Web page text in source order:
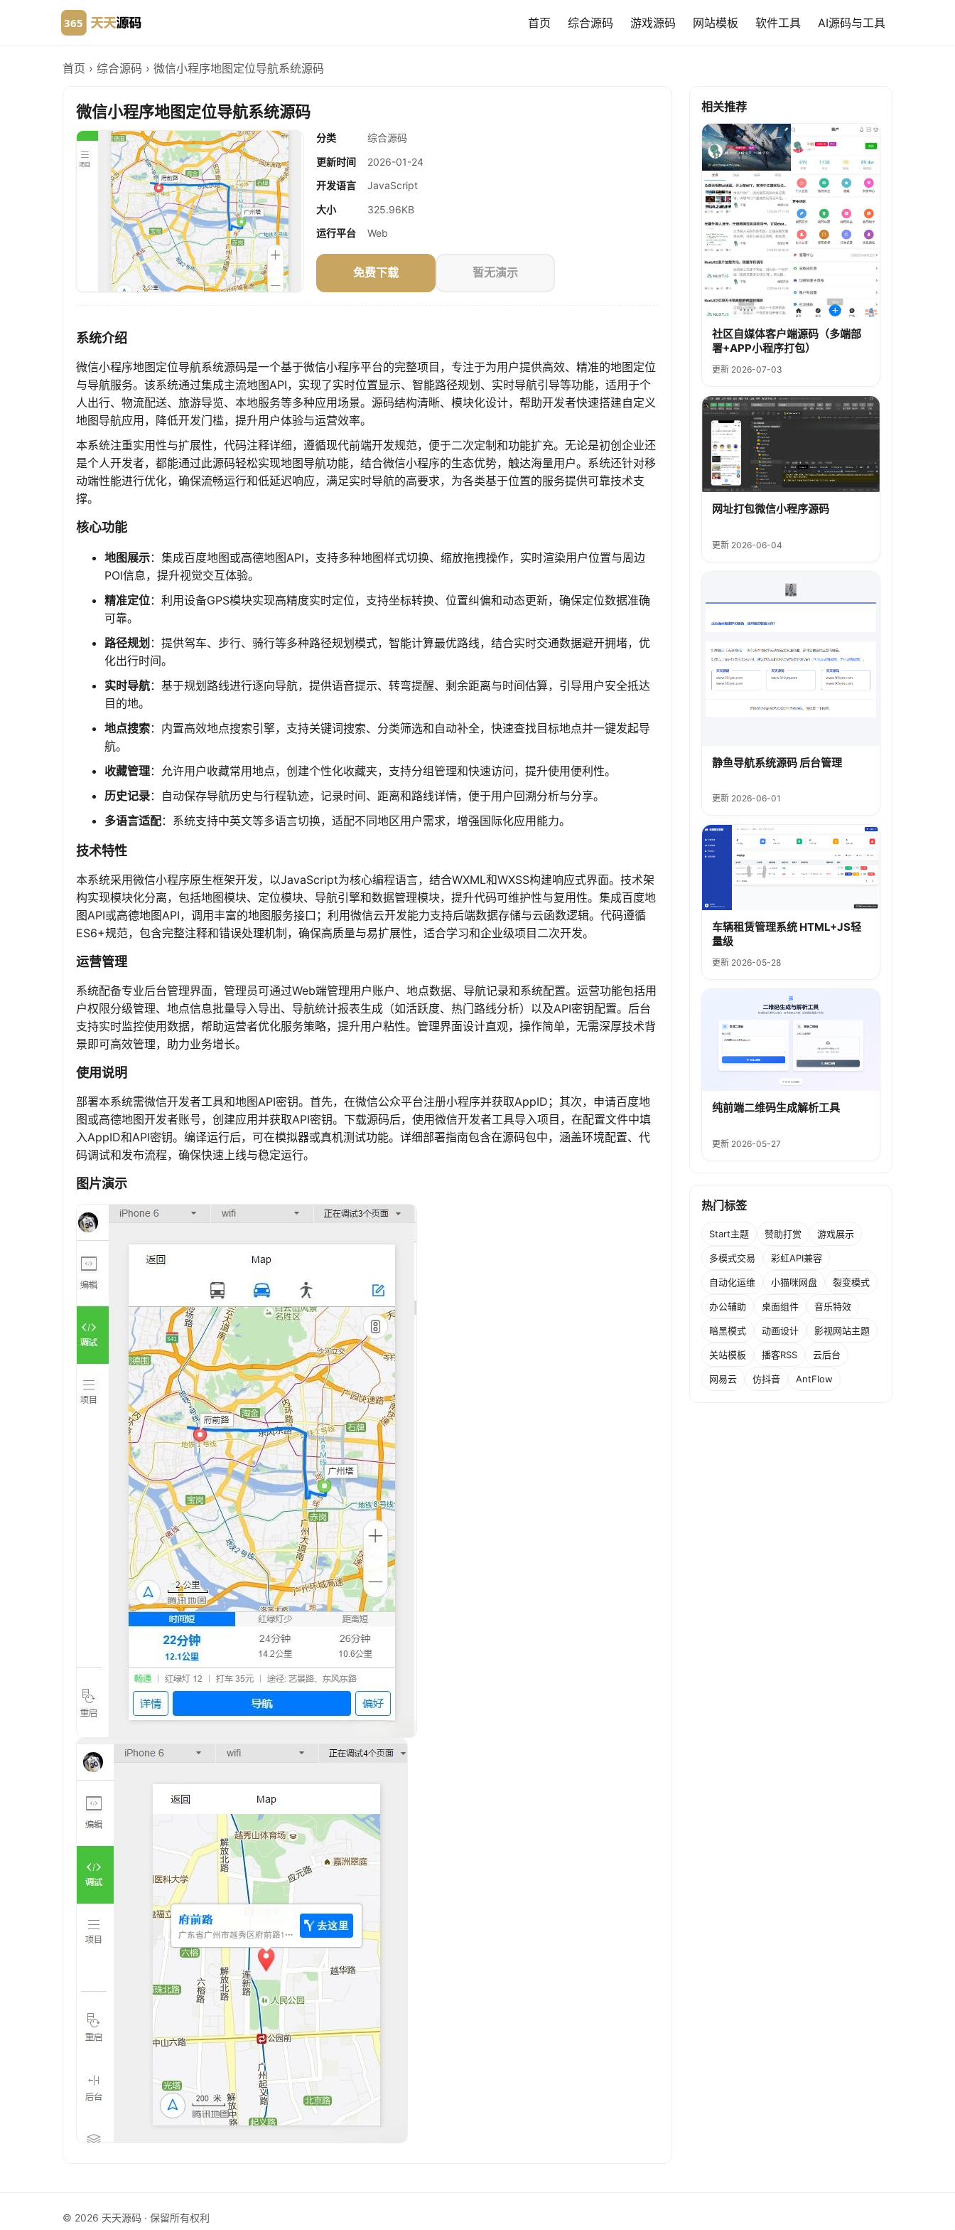
首页 综合源码 游戏源码 网站模板 软件工具 AI源码与工具
首页 › 综合源码 › 微信小程序地图定位导航系统源码
微信小程序地图定位导航系统源码
分类
综合源码
更新时间
2026-01-24
开发语言
JavaScript
大小
325.96KB
运行平台
Web
免费下载 暂无演示
系统介绍
微信小程序地图定位导航系统源码是一个基于微信小程序平台的完整项目，专注于为用户提供高效、精准的地图定位
与导航服务。该系统通过集成主流地图API，实现了实时位置显示、智能路径规划、实时导航引导等功能，适用于个
人出行、物流配送、旅游导览、本地服务等多种应用场景。源码结构清晰、模块化设计，帮助开发者快速搭建自定义
地图导航应用，降低开发门槛，提升用户体验与运营效率。
本系统注重实用性与扩展性，代码注释详细，遵循现代前端开发规范，便于二次定制和功能扩充。无论是初创企业还
是个人开发者，都能通过此源码轻松实现地图导航功能，结合微信小程序的生态优势，触达海量用户。系统还针对移
动端性能进行优化，确保流畅运行和低延迟响应，满足实时导航的高要求，为各类基于位置的服务提供可靠技术支
撑。
核心功能
地图展示：集成百度地图或高德地图API，支持多种地图样式切换、缩放拖拽操作，实时渲染用户位置与周边
POI信息，提升视觉交互体验。
精准定位：利用设备GPS模块实现高精度实时定位，支持坐标转换、位置纠偏和动态更新，确保定位数据准确
可靠。
路径规划 ：提供驾车、步行、骑行等多种路径规划模式，智能计算最优路线，结合实时交通数据避开拥堵，优
化出行时间。
实时导航：基于规划路线进行逐向导航，提供语音提示、转弯提醒、剩余距离与时间估算，引导用户安全抵达
目的地。
地点搜索：内置高效地点搜索引擎，支持关键词搜索、分类筛选和自动补全，快速查找目标地点并一键发起导
航。
收藏管理：允许用户收藏常用地点，创建个性化收藏夹，支持分组管理和快速访问，提升使用便利性。
历史记录：自动保存导航历史与行程轨迹，记录时间、距离和路线详情，便于用户回溯分析与分享。
多语言适配：系统支持中英文等多语言切换，适配不同地区用户需求，增强国际化应用能力。
技术特性
本系统采用微信小程序原生框架开发，以JavaScript为核心编程语言，结合WXML和WXSS构建响应式界面。技术架
构实现模块化分离，包括地图模块、定位模块、导航引擎和数据管理模块，提升代码可维护性与复用性。集成百度地
图API或高德地图API，调用丰富的地图服务接口；利用微信云开发能力支持后端数据存储与云函数逻辑。代码遵循
ES6+规范，包含完整注释和错误处理机制，确保高质量与易扩展性，适合学习和企业级项目二次开发。
运营管理
系统配备专业后台管理界面，管理员可通过Web端管理用户账户、地点数据、导航记录和系统配置。运营功能包括用
户权限分级管理、地点信息批量导入导出、导航统计报表生成（如活跃度、热门路线分析）以及API密钥配置。后台
支持实时监控使用数据，帮助运营者优化服务策略，提升用户粘性。管理界面设计直观，操作简单，无需深厚技术背
景即可高效管理，助力业务增长。
使用说明
部署本系统需微信开发者工具和地图API密钥。首先，在微信公众平台注册小程序并获取AppID；其次，申请百度地
图或高德地图开发者账号，创建应用并获取API密钥。下载源码后，使用微信开发者工具导入项目，在配置文件中填
入AppID和API密钥。编译运行后，可在模拟器或真机测试功能。详细部署指南包含在源码包中，涵盖环境配置、代
码调试和发布流程，确保快速上线与稳定运行。
图片演示
相关推荐
社区自媒体客户端源码（多端部
署+APP小程序打包）
更新 2026-07-03
网址打包微信小程序源码
更新 2026-06-04
静鱼导航系统源码 后台管理
更新 2026-06-01
车辆租赁管理系统 HTML+JS轻
量级
更新 2026-05-28
纯前端二维码生成解析工具
更新 2026-05-27
热门标签
Start主题 赞助打赏 游戏展示
多模式交易 彩虹API兼容
自动化运维 小猫咪网盘 裂变模式
办公辅助 桌面组件 音乐特效
暗黑模式 动画设计 影视网站主题
关站模板 播客RSS 云后台
网易云 仿抖音 AntFlow
© 2026 天天源码 · 保留所有权利